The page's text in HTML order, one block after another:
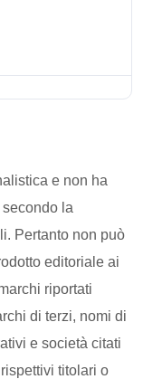
e non ha
la
Pertanto non può
editoriale ai
riportati
di terzi, nomi di
e società citati
titolari o